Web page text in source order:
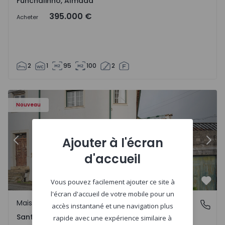
Acheter 395.000 €
2 1 95 100 2
Nouveau
Précédent
Santa Clara e Castelo Viegas, Coimbra
Maison Jumelée
Santa Clara e Castelo Viegas, Coimbra
Ajouter à l'écran
d'accueil
Vous pouvez facilement ajouter ce site à
l'écran d'accueil de votre mobile pour un
accès instantané et une navigation plus
rapide avec une expérience similaire à